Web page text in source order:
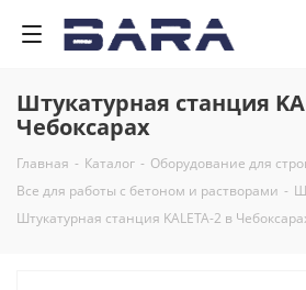
Штукатурная станция
Чебоксарах
Главная - Каталог - Оборудование для
Все для работы с бетоном и растворами -
Штукатурная станция KALETA-2 в